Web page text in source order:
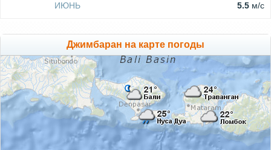
ИЮНЬ
5.5 м/c
Джимбаран на карте погоды